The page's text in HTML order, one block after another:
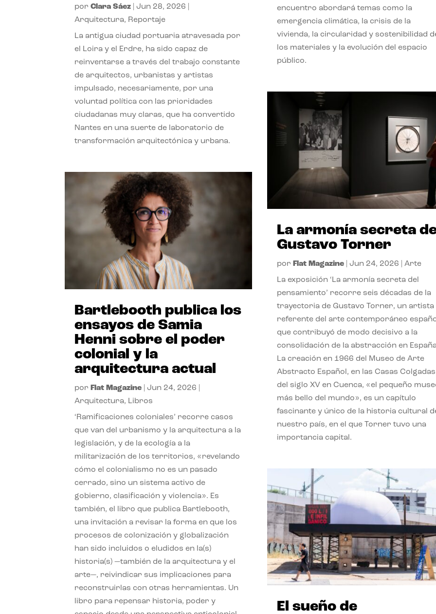
porClara Sáez Jun 28, 2026
Arquitectura, Reportaje
La antigua ciudad portuaria atravesada por
el Loira y el Erdre, ha sido capaz de
reinventarse a través del trabajo constante
de arquitectos, urbanistas y artistas
impulsado, necesariamente, por una
voluntad política con las prioridades
ciudadanas muy claras, que ha convertido
Nantes en una suerte de laboratorio de
transformación arquitectónica y urbana.
Bartlebooth publica los
ensayos de Samia
Henni sobre el poder
colonial y la
arquitectura actual
por Flat Magazine Jun 24, 2026
Arquitectura, Libros
‘Ramificaciones coloniales’ recorre casos
que van del urbanismo y la arquitectura a la
legislación, y de la ecología a la
militarización de los territorios, «revelando
cómo el colonialismo no es un pasado
cerrado, sino un sistema activo de
gobierno, clasificación y violencia». Es
también, el libro que publica Bartlebooth,
una invitación a revisar la forma en que los
procesos de colonización y globalización
han sido incluidos o eludidos en la(s)
historia(s) —también de la arquitectura y el
arte—, reivindicar sus implicaciones para
reconstruirlas con otras herramientas. Un
libro para repensar historia, poder y
encuentro abordará temas como la
emergencia climática, la crisis de la
vivienda, la circularidad y sostenibilidad
los materiales y la evolución del espacio
público.
La armonía secreta
Gustavo Torner
por Flat Magazine| Jun 24, 2026 Arte
La exposición ‘La armonía secreta del
pensamiento’ recorre seis décadas de la
trayectoria de Gustavo Torner, un artista
referente del arte contemporáneo
que contribuyó de modo decisivo a la
consolidación de la abstracción en
La creación en 1966 del Museo de Arte
Abstracto Español, en las Casas Colgadas
del siglo XV en Cuenca, «el pequeño
más bello del mundo», es un capítulo
fascinante y único de la historia cultural
nuestro país, en el que Torner tuvo una
importancia capital.
El sueño de